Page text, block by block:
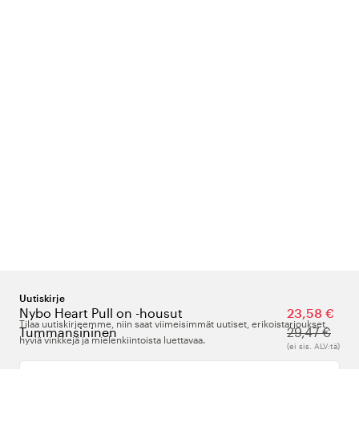
Nybo Heart Pull on -housut
Tummansininen
23,58 €
29,47 €
(ei sis. ALV:tä)
Uutiskirje
Tilaa uutiskirjeemme, niin saat viimeisimmät uutiset, erikoistarjoukset,
hyviä vinkkejä ja mielenkiintoista luettavaa.
Kirjoita sähköpostiosoitteesi